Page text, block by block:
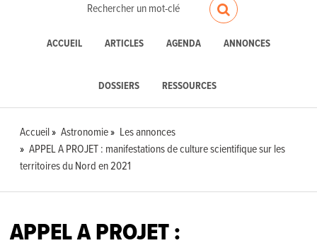
ACCUEIL ARTICLES AGENDA ANNONCES
DOSSIERS RESSOURCES
Accueil Astronomie
Les annonces
APPEL A PROJET : manifestations de culture scientifique sur les
territoires du Nord en 2021
APPEL A PROJET :